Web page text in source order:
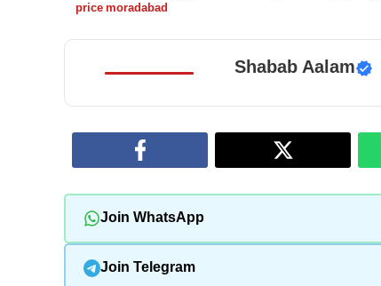
price moradabad
Shabab Aalam
Join WhatsApp
Join Telegram